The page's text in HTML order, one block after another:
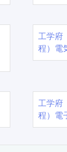
工学
程）電
工学
程）電